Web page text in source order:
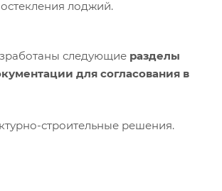
лоджий.
следующие разделы
для согласования в
строительные решения.